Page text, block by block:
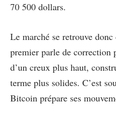
70 500 dollars.
Le marché se retrouve
premier parle de correction
d’un creux plus haut,
terme plus solides. C’est
Bitcoin prépare ses